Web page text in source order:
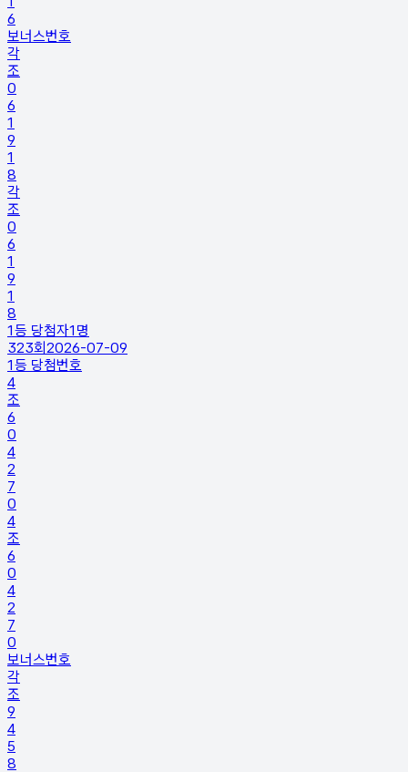
6
보너스번호
각
조
0
6
1
9
1
8
각
조
0
6
1
9
1
8
1등 당첨자1 명
323회2026-07-09
1등 당첨번호
4
조
6
0
4
2
7
0
4
조
6
0
4
2
7
0
보너스번호
각
조
9
4
5
8